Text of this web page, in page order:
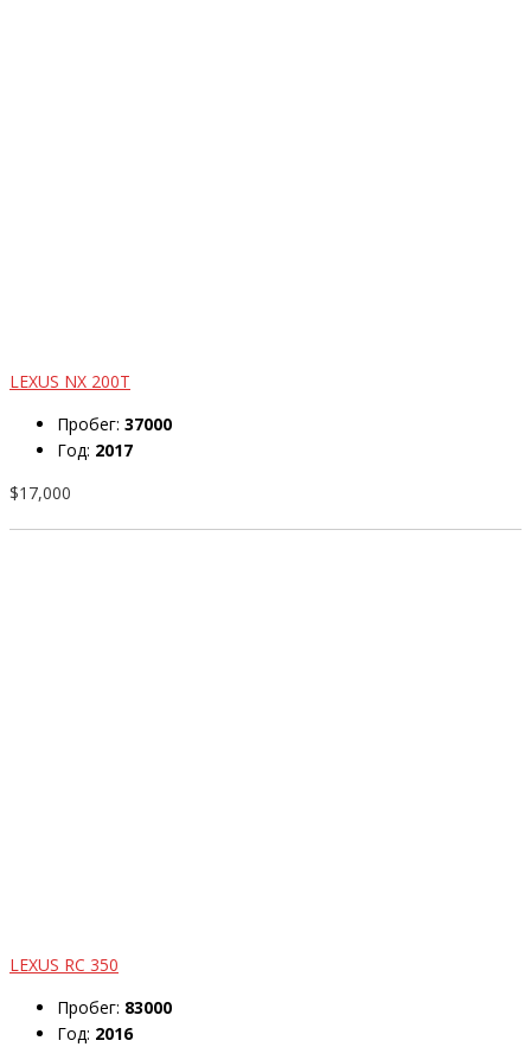
LEXUS NX 200T
Пробег: 37000
Год: 2017
$17,000
LEXUS RC 350
Пробег: 83000
Год: 2016